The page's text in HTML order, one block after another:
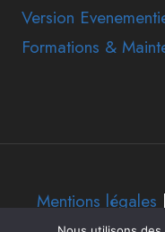
Version
Formations &
Mentions légales |